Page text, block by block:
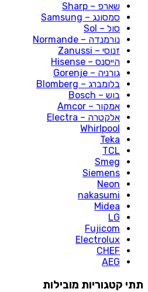
שארפ – Sharp
סמסונג – Samsung
סול – Sol
נורמנדה – Normande
זנוסי – Zanussi
הייסנס – Hisense
גורניה – Gorenje
בלומברג – Blomberg
בוש – Bosch
אמקור – Amcor
אלקטרה – Electra
Whirlpool
Teka
TCL
Smeg
Siemens
Neon
nakasumi
Midea
LG
Fujicom
Electrolux
CHEF
AEG
תתי קטגוריות מובילות